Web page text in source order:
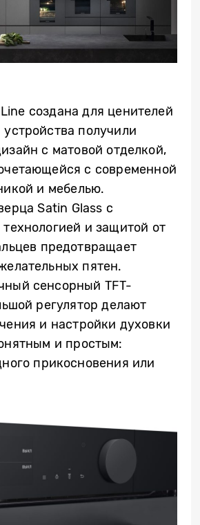
создана для ценителей
получили
с матовой отделкой,
с современной
и мебелью.
Satin Glass с
и защитой от
предотвращает
пятен.
сенсорный TFT-
регулятор делают
и настройки духовки
и простым:
прикосновения или